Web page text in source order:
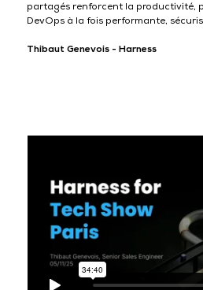
partagés renforcent la productivité,
DevOps à la fois performante,
Thibaut Genevois - Harness